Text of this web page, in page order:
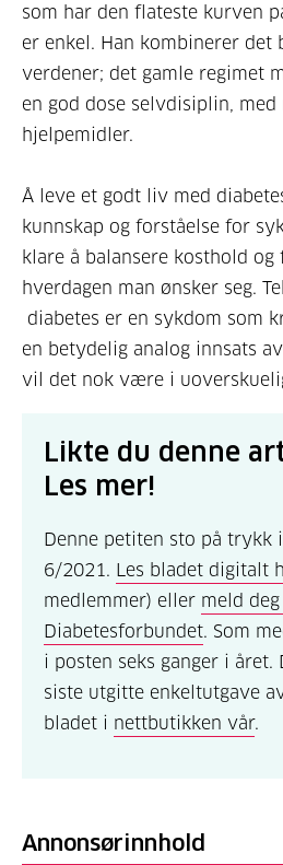
som har den flateste kurven
er enkel. Han kombinerer det
verdener; det gamle regimet
en god dose selvdisiplin, med
hjelpemidler.
Å leve et godt liv med
kunnskap og forståelse for
klare å balansere kosthold
hverdagen man ønsker seg.
diabetes er en sykdom som
en betydelig analog innsats
vil det nok være i
Likte du denne
Les mer!
Denne petiten sto på trykk
6/2021. Les bladet digitalt
medlemmer) eller meld
Diabetesforbundet. Som
i posten seks ganger i året.
siste utgitte enkeltutgave
bladet i nettbutikken vår.
Annonsørinnhold